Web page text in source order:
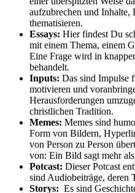
aufzubrechen und Inhalte,
thematisieren.
Essays: Hier findest Du
mit einem Thema, einem
Eine Frage wird in
behandelt.
Inputs: Das sind Impulse
motivieren und
Herausforderungen
christlichen Tradition.
Memes: Memes sind
Form von Bildern,
von Person zu Person
von: Ein Bild sagt mehr
Potcast: Dieser Potcast
sind Audiobeiträge, deren
Storys: Es sind